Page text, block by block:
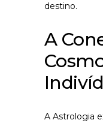
destino.
A
A Astrologia